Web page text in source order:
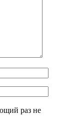
раз не